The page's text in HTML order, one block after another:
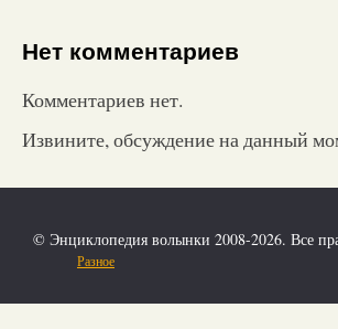
Нет комментариев
Комментариев нет.
Извините, обсуждение на данный
© Энциклопедия волынки 2008-2026. Все
Разное